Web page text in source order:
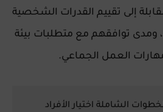
إلى تقييم القدرات الشخصية
ومدى توافقهم مع متطلبات بيئة
العمل الجماعي.
الشاملة اختيار الأفراد